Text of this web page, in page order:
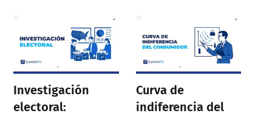
Investigación
electoral:
Curva de
indiferencia del